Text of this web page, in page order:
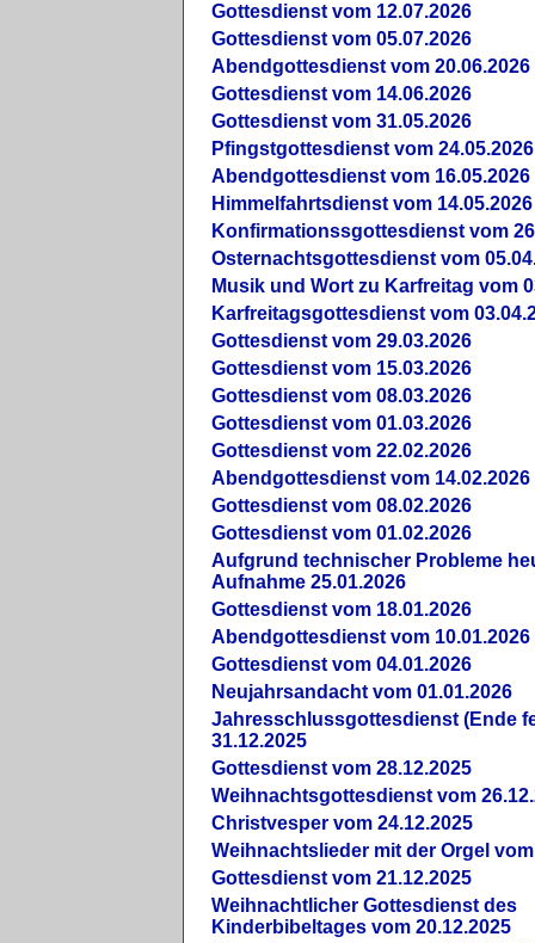
Gottesdienst vom 12.07.2026
Gottesdienst vom 05.07.2026
Abendgottesdienst vom 20.06.2026
Gottesdienst vom 14.06.2026
Gottesdienst vom 31.05.2026
Pfingstgottesdienst vom 24.05.2026
Abendgottesdienst vom 16.05.2026
Himmelfahrtsdienst vom 14.05.2026
Konfirmationssgottesdienst vom
Osternachtsgottesdienst vom
Musik und Wort zu Karfreitag vom
Karfreitagsgottesdienst vom
Gottesdienst vom 29.03.2026
Gottesdienst vom 15.03.2026
Gottesdienst vom 08.03.2026
Gottesdienst vom 01.03.2026
Gottesdienst vom 22.02.2026
Abendgottesdienst vom 14.02.2026
Gottesdienst vom 08.02.2026
Gottesdienst vom 01.02.2026
Aufgrund technischer Probleme
Aufnahme 25.01.2026
Gottesdienst vom 18.01.2026
Abendgottesdienst vom 10.01.2026
Gottesdienst vom 04.01.2026
Neujahrsandacht vom 01.01.2026
Jahresschlussgottesdienst (Ende
31.12.2025
Gottesdienst vom 28.12.2025
Weihnachtsgottesdienst vom
Christvesper vom 24.12.2025
Weihnachtslieder mit der Orgel vom
Gottesdienst vom 21.12.2025
Weihnachtlicher Gottesdienst des
Kinderbibeltages vom 20.12.2025